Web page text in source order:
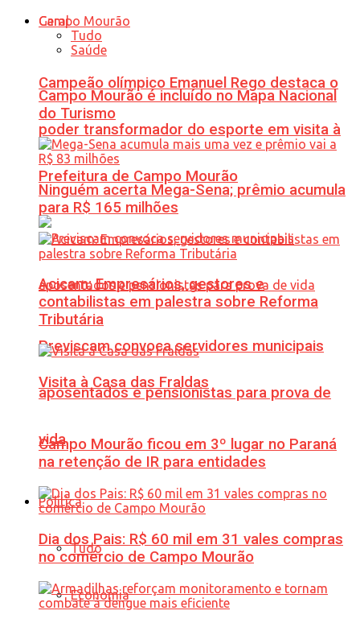
Campeão olímpico Emanuel Rego destaca o
poder transformador do esporte em visita à
Prefeitura de Campo Mourão
Previscam convoca servidores municipais
aposentados e pensionistas para prova de
vida
Política
Tudo
Economia
Geral
Tudo
Saúde
Campo Mourão é incluído no Mapa Nacional
do Turismo
Ninguém acerta Mega-Sena; prêmio acumula
para R$ 165 milhões
Acicam: Empresários, gestores e
contabilistas em palestra sobre Reforma
Tributária
Visita à Casa das Fraldas
Campo Mourão ficou em 3º lugar no Paraná
na retenção de IR para entidades
Dia dos Pais: R$ 60 mil em 31 vales compras
no comércio de Campo Mourão